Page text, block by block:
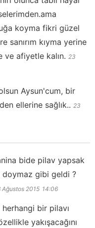
koyma fikri güzel
sanırım kıyma yerine
ve afiyetle kalın. 23
Aysun'cum, bir
ellerine sağlık.. 23
bide pilav yapsak
doymaz gibi geldi ?
Ağustos 2015 14:06
bir pilavı
yakışacağını